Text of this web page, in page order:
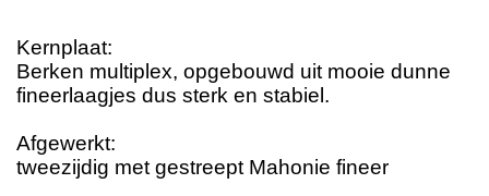
Kernplaat:
Berken multiplex, opgebouwd uit mooie dunne
fineerlaagjes dus sterk en stabiel.
Afgewerkt:
tweezijdig met gestreept Mahonie fineer